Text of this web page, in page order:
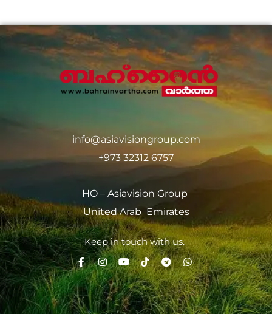
info@asiavisiongroup.com
+973 32312 6757
HO – Asiavision Group
United Arab Emirates
Keep in touch with us.